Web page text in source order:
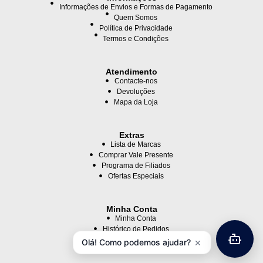
Informações de Envios e Formas de Pagamento
Quem Somos
Política de Privacidade
Termos e Condições
Atendimento
Contacte-nos
Devoluções
Mapa da Loja
Extras
Lista de Marcas
Comprar Vale Presente
Programa de Filiados
Ofertas Especiais
Minha Conta
Minha Conta
Histórico de Pedidos
Lista de Desejos
Newsletter
Olá! Como podemos ajudar? ×